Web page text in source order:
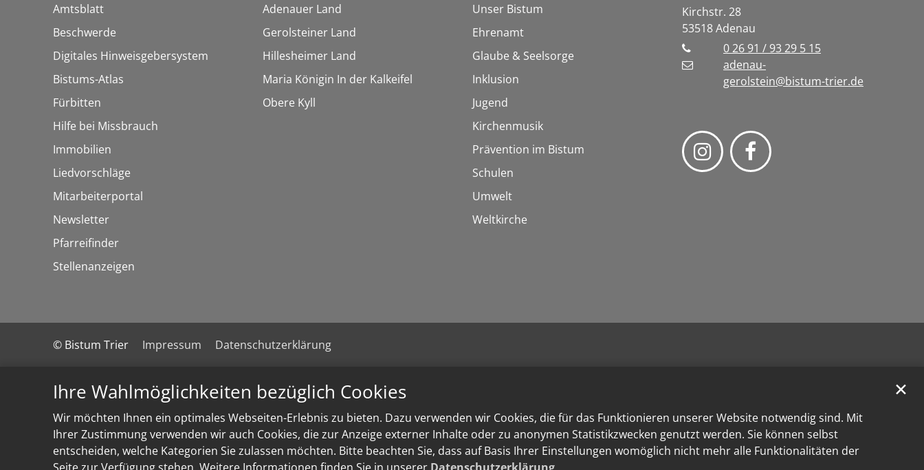
Ihre Wahlmöglichkeiten bezüglich Cookies
Wir möchten Ihnen ein optimales Webseiten-Erlebnis zu bieten. Dazu verwenden wir Cookies, die für das Funktionieren unserer Website notwendig sind. Mit
Ihrer Zustimmung verwenden wir auch Cookies, die zur Anzeige externer Inhalte oder zu anonymen Statistikzwecken genutzt werden. Sie können selbst
entscheiden, welche Kategorien Sie zulassen möchten. Bitte beachten Sie, dass auf Basis Ihrer Einstellungen womöglich nicht mehr alle Funktionalitäten der
✕
Amtsblatt
Beschwerde
Digitales Hinweisgebersystem
Bistums-Atlas
Fürbitten
Hilfe bei Missbrauch
Immobilien
Liedvorschläge
Mitarbeiterportal
Newsletter
Pfarreifinder
Stellenanzeigen
Adenauer Land
Gerolsteiner Land
Hillesheimer Land
Maria Königin In der Kalkeifel
Obere Kyll
Unser Bistum
Ehrenamt
Glaube & Seelsorge
Inklusion
Jugend
Kirchenmusik
Prävention im Bistum
Schulen
Umwelt
Weltkirche
Kirchstr. 28
53518Adenau
0 26 91 / 93 29 5 15
adenau-
gerolstein@bistum-trier.de
© Bistum Trier Impressum Datenschutzerklärung